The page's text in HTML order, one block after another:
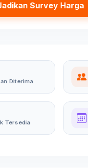
Survey Harga
Diterima
Tersedia